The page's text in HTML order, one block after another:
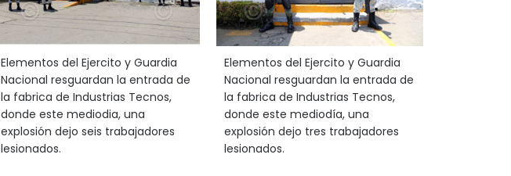
Elementos del Ejercito y Guardia
Nacional resguardan la entrada de
la fabrica de Industrias Tecnos,
donde este mediodia, una
explosión dejo seis trabajadores
lesionados.
Elementos del Ejercito y Guardia
Nacional resguardan la entrada de
la fabrica de Industrias Tecnos,
donde este mediodía, una
explosión dejo tres trabajadores
lesionados.